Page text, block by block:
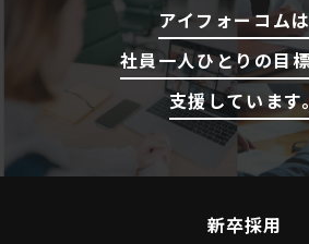
アイフォーコム
社員一人ひとりの目
支援しています。
新卒採用